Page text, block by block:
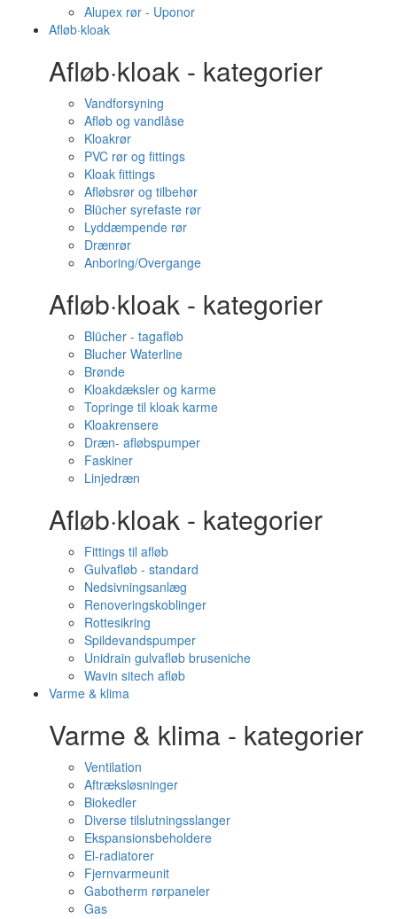
Alupex rør - Uponor
Afløb·kloak
Afløb·kloak - kategorier
Vandforsyning
Afløb og vandlåse
Kloakrør
PVC rør og fittings
Kloak fittings
Afløbsrør og tilbehør
Blücher syrefaste rør
Lyddæmpende rør
Drænrør
Anboring/Overgange
Afløb·kloak - kategorier
Blücher - tagafløb
Blucher Waterline
Brønde
Kloakdæksler og karme
Topringe til kloak karme
Kloakrensere
Dræn- afløbspumper
Faskiner
Linjedræn
Afløb·kloak - kategorier
Fittings til afløb
Gulvafløb - standard
Nedsivningsanlæg
Renoveringskoblinger
Rottesikring
Spildevandspumper
Unidrain gulvafløb bruseniche
Wavin sitech afløb
Varme & klima
Varme & klima - kategorier
Ventilation
Aftræksløsninger
Biokedler
Diverse tilslutningsslanger
Ekspansionsbeholdere
El-radiatorer
Fjernvarmeunit
Gabotherm rørpaneler
Gas